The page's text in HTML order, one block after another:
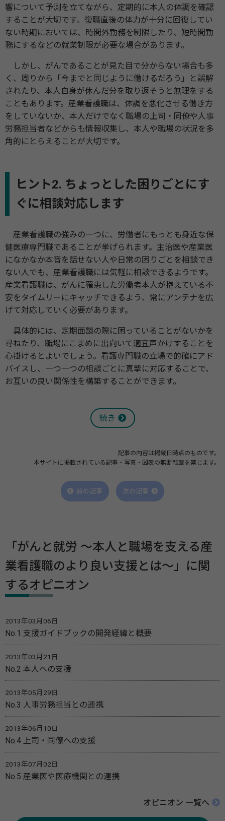
響について予測を立てながら、定期的に本人の体調を確認
することが大切です。復職直後の体力が十分に回復してい
ない時期においては、時間外勤務を制限したり、短時間勤
務にするなどの就業制限が必要な場合があります。
しかし、がんであることが見た目で分からない場合も多
く、周りから「今までと同じように働けるだろう」と誤解
されたり、本人自身が休んだ分を取り返そうと無理をする
こともあります。産業看護職は、体調を悪化させる働き方
をしていないか、本人だけでなく職場の上司・同僚や人事
労務担当者などからも情報収集し、本人や職場の状況を多
角的にとらえることが大切です。
ヒント2. ちょっとした困りごとにす
ぐに相談対応します
産業看護職の強みの一つに、労働者にもっとも身近な保
健医療専門職であることが挙げられます。主治医や産業医
になかなか本音を話せない人や日常の困りごとを相談でき
ない人でも、産業看護職には気軽に相談できるようです。
産業看護職は、がんに罹患した労働者本人が抱えている不
安をタイムリーにキャッチできるよう、常にアンテナを広
げて対応していく必要があります。
具体的には、定期面談の際に困っていることがないかを
尋ねたり、職場にこまめに出向いて適宜声かけすることを
心掛けるとよいでしょう。看護専門職の立場で的確にアド
バイスし、一つ一つの相談ごとに真摯に対応することで、
お互いの良い関係性を構築することができます。
続き
記事の内容は掲載日時点のものです。
本サイトに掲載されている記事・写真・図表の無断転載を禁じます。
前の記事 次の記事
「がんと就労 ～本人と職場を支える産
業看護職のより良い支援とは～」に関
するオピニオン
2013年03月06日
No.1 支援ガイドブックの開発経緯と概要
2013年03月21日
No.2 本人への支援
2013年05月29日
No.3 人事労務担当との連携
2013年06月10日
No.4 上司・同僚への支援
2013年07月02日
No.5 産業医や医療機関との連携
オピニオン 一覧へ